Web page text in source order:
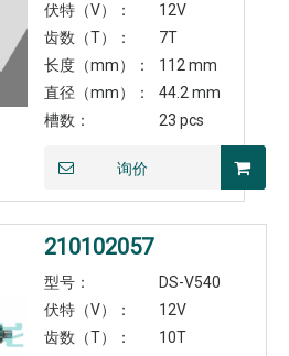
伏特（V）：
12V
齿数（T）：
7T
长度（mm）：
112 mm
直径（mm）：
44.2 mm
槽数：
23 pcs
询价
210102057
型号：
DS-V540
伏特（V）：
12V
齿数（T）：
10T